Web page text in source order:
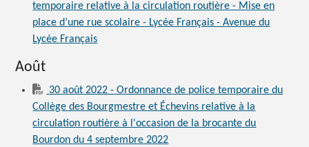
temporaire relative à la circulation routière - Mise en
place d’une rue scolaire - Lycée Français - Avenue du
Lycée Français
Août
30 août 2022 - Ordonnance de police temporaire du
Collège des Bourgmestre et Échevins relative à la
circulation routière à l'occasion de la brocante du
Bourdon du 4 septembre 2022